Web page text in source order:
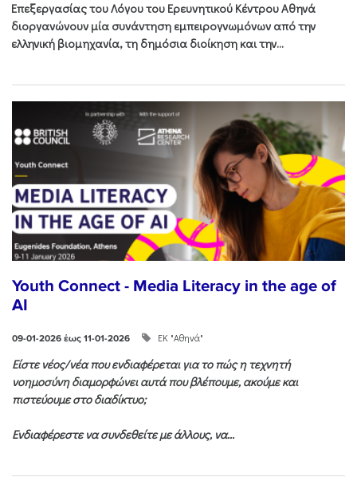
Επεξεργασίας του Λόγου του Ερευνητικού Κέντρου Αθηνά
διοργανώνουν μία συνάντηση εμπειρογνωμόνων από την
ελληνική βιομηχανία, τη δημόσια διοίκηση και την...
Youth Connect - Media Literacy in the age of
AI
09-01-2026 έως 11-01-2026 ΕΚ "Αθηνά"
Είστε νέος/νέα που ενδιαφέρεται για το πώς η τεχνητή
νοημοσύνη διαμορφώνει αυτά που βλέπουμε, ακούμε και
πιστεύουμε στο διαδίκτυο;
Ενδιαφέρεστε να συνδεθείτε με άλλους, να...